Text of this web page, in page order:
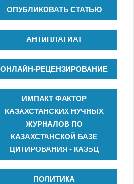
ОПУБЛИКОВАТЬ СТАТЬЮ
АНТИПЛАГИАТ
ОНЛАЙН-РЕЦЕНЗИРОВАНИЕ
ИМПАКТ ФАКТОР
КАЗАХСТАНСКИХ НУЧНЫХ
ЖУРНАЛОВ ПО
КАЗАХСТАНСКОЙ БАЗЕ
ЦИТИРОВАНИЯ - КАЗБЦ
ПОЛИТИКА